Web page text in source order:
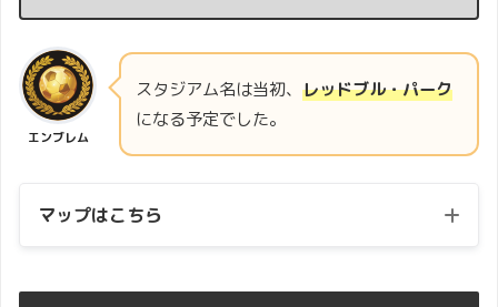
エンブレム
スタジアム名は当初、 レッドブル・パーク
になる予定でした。
マップはこちら